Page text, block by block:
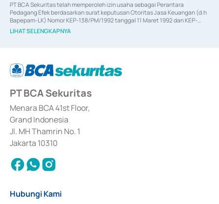
PT BCA Sekuritas telah memperoleh izin usaha sebagai Perantara
Pedagang Efek berdasarkan surat keputusan Otoritas Jasa Keuangan (d.h
Bapepam-LK) Nomor KEP-138/PM/1992 tanggal 11 Maret 1992 dan KEP-
06/D.04/2014 tanggal 28 Februari 2014, izin usaha sebagai Penjamin Emisi
Efek berdasarkan surat keputusan Otoritas Jasa Keuangan Nomor KEP-
berdasarkan surat keputusan Otoritas Jasa Keuangan Nomor S-
67/PM.21/2017 tanggal 3 Februari 2017, dan beberapa izin usaha lainnya
Sertifikat Deposito di Pasar Uang yang izinnya diterbitkan pada tahun 2017
dan izin usaha lainnya dari Bank Indonesia sebagai Lembaga Pendukung
Penerbitan, Transaksi, serta Penatausahaan dan Penyelesaian Transaksi
Surat Berharga Komersial yang izinnya diterbitkan pada tahun 2018.
LIHAT SELENGKAPNYA
PT BCA Sekuritas
Menara BCA 41st Floor,
Grand Indonesia
Jl. MH Thamrin No. 1
Jakarta 10310
Hubungi Kami